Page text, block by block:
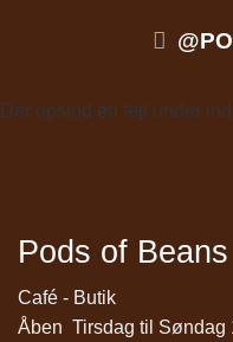
Der opstod en fejl under
Pods of Beans
Café - Butik
Åben Tirsdag til Søndag